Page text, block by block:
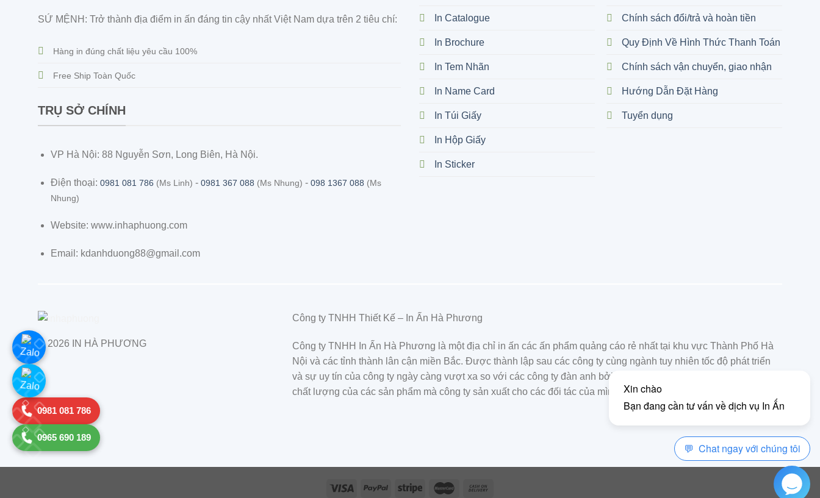
SỨ MỆNH: Trở thành địa điểm in ấn đáng tin cậy nhất Việt Nam dựa trên 2 tiêu chí:
Hàng in đúng chất liệu yêu cầu 100%
Free Ship Toàn Quốc
TRỤ SỞ CHÍNH
VP Hà Nội: 88 Nguyễn Sơn, Long Biên, Hà Nội.
Điện thoại: 0981 081 786 (Ms Linh) - 0981 367 088 (Ms Nhung) - 098 1367 088 (Ms
Nhung)
Website: www.inhaphuong.com
Email: kdanhduong88@gmail.com
In Catalogue
In Brochure
In Tem Nhãn
In Name Card
In Túi Giấy
In Hộp Giấy
In Sticker
Chính sách đổi/trả và hoàn tiền
Quy Định Về Hình Thức Thanh Toán
Chính sách vận chuyển, giao nhận
Hướng Dẫn Đặt Hàng
Tuyển dụng
© 2026 IN HÀ PHƯƠNG
Công ty TNHH Thiết Kế – In Ấn Hà Phương
Công ty TNHH In Ấn Hà Phương là một địa chỉ in ấn các ấn phẩm quảng cáo rẻ nhất tại khu vực Thành Phố Hà
Nội và các tỉnh thành lân cận miền Bắc. Được thành lập sau các công ty cùng ngành tuy nhiên tốc độ phát triển
và sự uy tín của công ty ngày càng vượt xa so với các công ty đàn anh bởi sự chuyên nghiệp, nhanh chống và
chất lượng của các sản phẩm mà công ty sản xuất cho các đối tác của mình.
0981 081 786
0965 690 189